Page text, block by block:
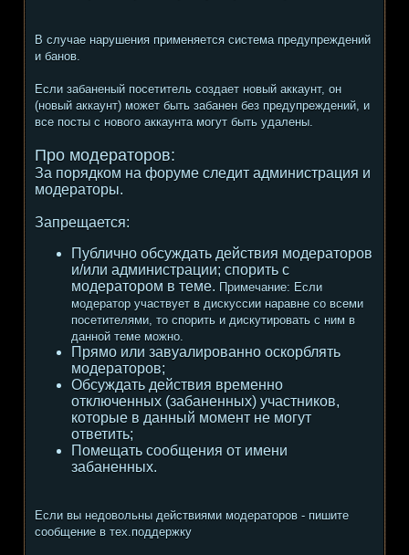
В случае нарушения применяется система предупреждений
и банов.
Если забаненый посетитель создает новый аккаунт, он
(новый аккаунт) может быть забанен без предупреждений, и
все посты с нового аккаунта могут быть удалены.
Про модераторов:
За порядком на форуме следит администрация и
модераторы.
Запрещается:
Публично обсуждать действия модераторов
и/или администрации; спорить с
модератором в теме. Примечание: Если
модератор участвует в дискуссии наравне со всеми
посетителями, то спорить и дискутировать с ним в
данной теме можно.
Прямо или завуалированно оскорблять
модераторов;
Обсуждать действия временно
отключенных (забаненных) участников,
которые в данный момент не могут
ответить;
Помещать сообщения от имени
забаненных.
Если вы недовольны действиями модераторов - пишите
сообщение в тех.поддержку